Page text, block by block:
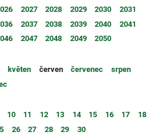
2027 2028 2029 2030
2031
2037 2038 2039 2040
2041
2047 2048 2049 2050
květen červen červenec
srpen
10 11 12 13 14 15 16 17
18
26 27 28 29 30